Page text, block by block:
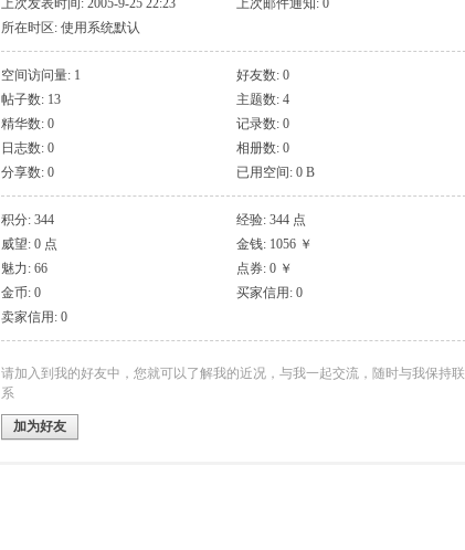
上次发表时间: 2005-9-25 22:23
上次邮件通知: 0
所在时区: 使用系统默认
空间访问量: 1
好友数: 0
帖子数: 13
主题数: 4
精华数: 0
记录数: 0
日志数: 0
相册数: 0
分享数: 0
已用空间: 0 B
积分: 344
经验: 344 点
威望: 0 点
金钱: 1056 ￥
魅力: 66
点券: 0 ￥
金币: 0
买家信用: 0
卖家信用: 0
请加入到我的好友中，您就可以了解我的近况，与我一起交流，随时与我保持联
系
加为好友